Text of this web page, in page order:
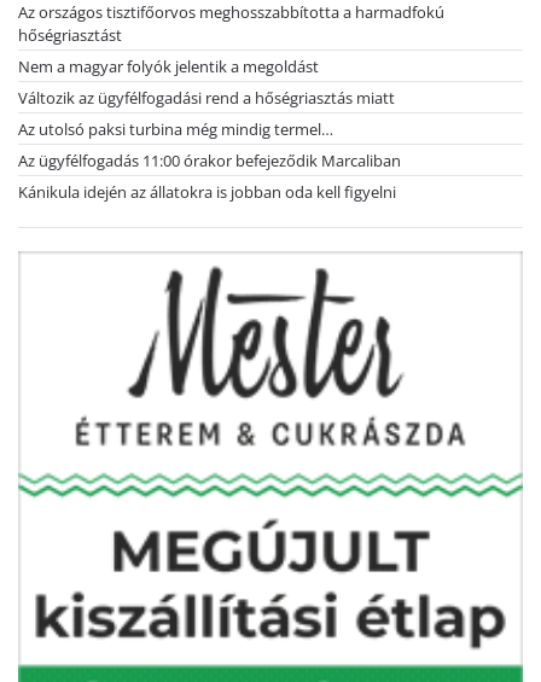
Az országos tisztifőorvos meghosszabbította a harmadfokú
hőségriasztást
Nem a magyar folyók jelentik a megoldást
Változik az ügyfélfogadási rend a hőségriasztás miatt
Az utolsó paksi turbina még mindig termel…
Az ügyfélfogadás 11:00 órakor befejeződik Marcaliban
Kánikula idején az állatokra is jobban oda kell figyelni